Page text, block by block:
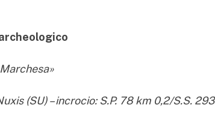
(SU) – incrocio: S.P. 78 km 0,2/S.S. 293